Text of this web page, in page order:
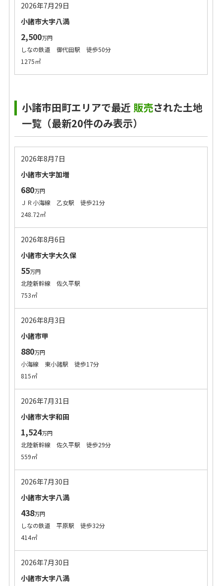
2026年7月29日
小諸市大字八満
2,500万円
しなの鉄道 御代田駅 徒歩50分
1275㎡
小諸市田町エリアで最近 販売された土地
一覧（最新20件のみ表示）
2026年8月7日
小諸市大字加増
680万円
ＪＲ小海線 乙女駅 徒歩21分
248.72㎡
2026年8月6日
小諸市大字大久保
55万円
北陸新幹線 佐久平駅
753㎡
2026年8月3日
小諸市甲
880万円
小海線 東小諸駅 徒歩17分
815㎡
2026年7月31日
小諸市大字和田
1,524万円
北陸新幹線 佐久平駅 徒歩29分
559㎡
2026年7月30日
小諸市大字八満
438万円
しなの鉄道 平原駅 徒歩32分
414㎡
2026年7月30日
小諸市大字八満